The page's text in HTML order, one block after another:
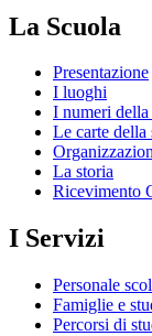
La Scuola
Presentazione
I luoghi
I numeri della
Le carte della
La storia
Ricevimento
I Servizi
Personale
Famiglie e
Percorsi di